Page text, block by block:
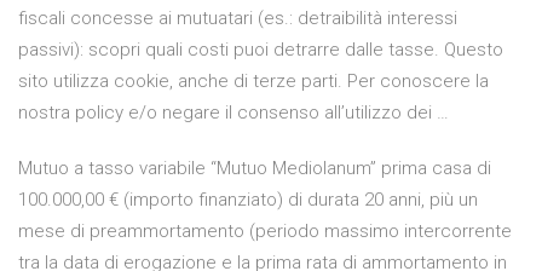
fiscali concesse ai mutuatari (es.: detraibilità interessi
passivi): scopri quali costi puoi detrarre dalle tasse. Questo
sito utilizza cookie, anche di terze parti. Per conoscere la
nostra policy e/o negare il consenso all’utilizzo dei …
Mutuo a tasso variabile “Mutuo Mediolanum” prima casa di
100.000,00 € (importo finanziato) di durata 20 anni, più un
mese di preammortamento (periodo massimo intercorrente
tra la data di erogazione e la prima rata di ammortamento in